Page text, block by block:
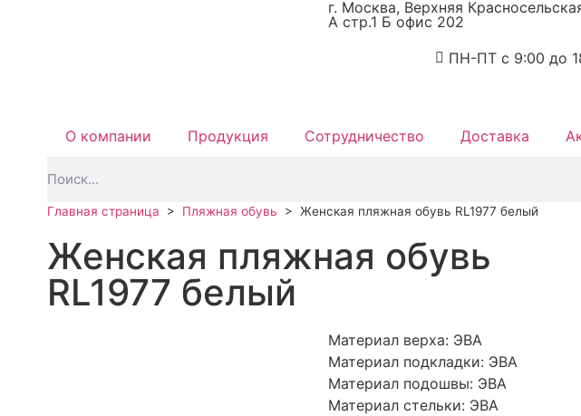
г. Москва, Верхняя
А стр.1 Б офис 202
ПН-ПТ с 9:00 до
О компании Продукция Сотрудничество Доставка
Главная страница > Пляжная обувь > Женская пляжная обувь RL1977 белый
Женская пляжная обувь
RL1977 белый
Материал верха: ЭВА
Материал подкладки: ЭВА
Материал подошвы: ЭВА
Материал стельки: ЭВА